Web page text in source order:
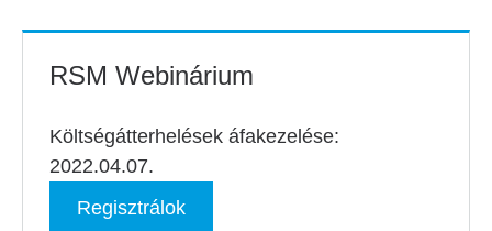
RSM Webinárium
Költségátterhelések áfakezelése:
2022.04.07.
Regisztrálok